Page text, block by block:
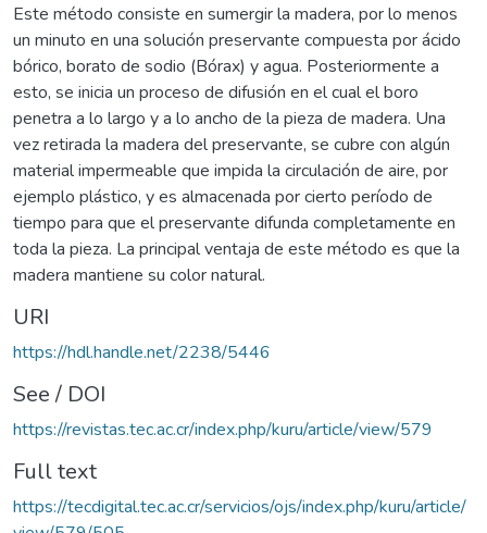
Este método consiste en sumergir la madera, por lo menos
un minuto en una solución preservante compuesta por ácido
bórico, borato de sodio (Bórax) y agua. Posteriormente a
esto, se inicia un proceso de difusión en el cual el boro
penetra a lo largo y a lo ancho de la pieza de madera. Una
vez retirada la madera del preservante, se cubre con algún
material impermeable que impida la circulación de aire, por
ejemplo plástico, y es almacenada por cierto período de
tiempo para que el preservante difunda completamente en
toda la pieza. La principal ventaja de este método es que la
madera mantiene su color natural.
URI
https://hdl.handle.net/2238/5446
See / DOI
https://revistas.tec.ac.cr/index.php/kuru/article/view/579
Full text
https://tecdigital.tec.ac.cr/servicios/ojs/index.php/kuru/article/